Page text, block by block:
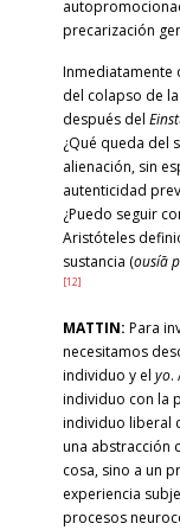
precarización
Inmediatamente
del colapso de
después del
¿Qué queda del
alienación, sin
autenticidad
¿Puedo seguir
Aristóteles
sustancia (ousíā
[12]
MATTIN: Para
necesitamos
individuo y el yo.
individuo con la
individuo liberal
una abstracción
cosa, sino a un
experiencia
procesos